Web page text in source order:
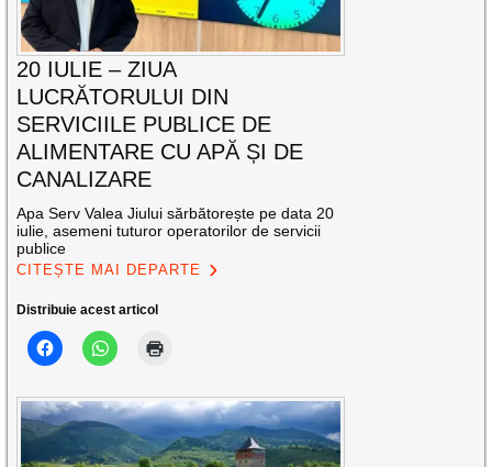
20 IULIE – ZIUA
LUCRĂTORULUI DIN
SERVICIILE PUBLICE DE
ALIMENTARE CU APĂ ȘI DE
CANALIZARE
Apa Serv Valea Jiului sărbătorește pe data 20
iulie, asemeni tuturor operatorilor de servicii
publice
CITEȘTE MAI DEPARTE
Distribuie acest articol